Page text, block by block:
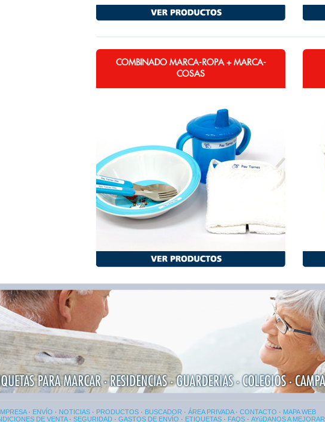
COMBINADO MARCA-ROPA + MARCA-
COSAS
· ENVÍO · NOTICIAS · PRODUCTOS · BUSCADOR · ÁREA PRIVADA· CONTACTO · MAPA WEB
DE VENTA· SEGURIDAD· GASTOS DE ENVÍO · ETIQUETAS· FAQS· AYúDANOS A MEJORAR